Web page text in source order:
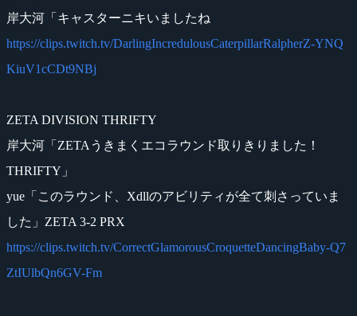
岸大河「キャスターニキいましたね
https://clips.twitch.tv/DarlingIncredulousCaterpillarRalpherZ-YNQ
KiuV1cCDt9NBj
ZETA DIVISION THRIFTY
岸大河「ZETAうきまくエコラウンド取りきりました！
THRIFTY」
yue「このラウンド、Xdllのアビリティが全て刺さっていま
した」ZETA 3-2 PRX
https://clips.twitch.tv/CorrectGlamorousCroquetteDancingBaby-Q7
ZtIUlbQn6GV-Fm